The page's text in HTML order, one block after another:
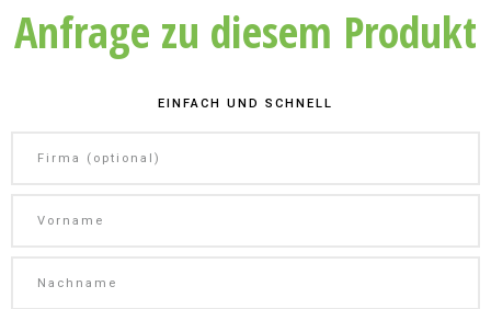
Anfrage zu diesem Produkt
EINFACH UND SCHNELL